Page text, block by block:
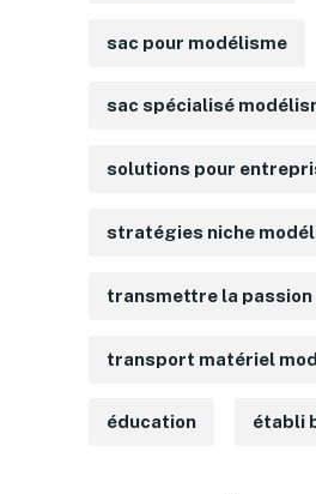
sac pour modélisme
sac spécialisé
solutions pour
stratégies niche
transmettre la passion
transport matériel
éducation établi